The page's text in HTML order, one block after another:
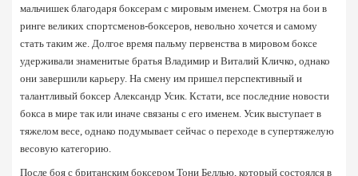
мальчишек благодаря боксерам с мировым именем. Смотря на бои в
ринге великих спортсменов-боксеров, невольно хочется и самому
стать таким же. Долгое время пальму первенства в мировом боксе
удерживали знаменитые братья Владимир и Виталий Кличко, однако
они завершили карьеру. На смену им пришел перспективный и
талантливый боксер Александр Усик. Кстати, все последние новости
бокса в мире так или иначе связаны с его именем. Усик выступает в
тяжелом весе, однако подумывает сейчас о переходе в супертяжелую
весовую категорию.
После боя с британским боксером Тони Беллью, который состоялся в